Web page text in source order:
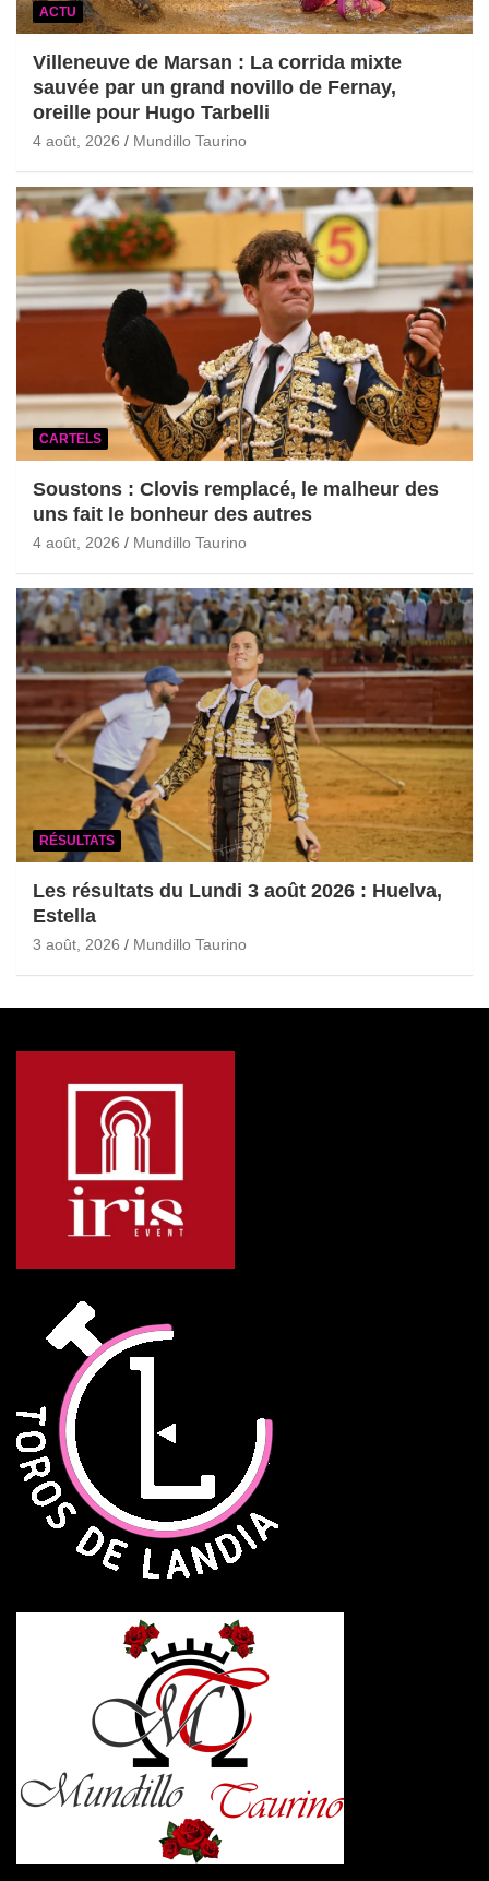
ACTU
Villeneuve de Marsan : La corrida mixte
sauvée par un grand novillo de Fernay,
oreille pour Hugo Tarbelli
4 août, 2026 Mundillo Taurino
CARTELS
Soustons : Clovis remplacé, le malheur des
uns fait le bonheur des autres
4 août, 2026 Mundillo Taurino
RÉSULTATS
Les résultats du Lundi 3 août 2026 : Huelva,
Estella
3 août, 2026 Mundillo Taurino